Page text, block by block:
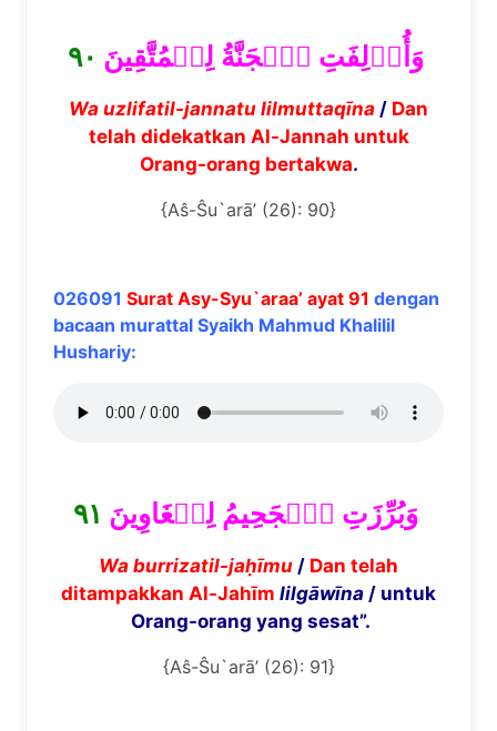
وَأُزۡلِفَتِ ٱلۡجَنَّةُ لِلۡمُتَّقِينَ ٩٠
Wa uzlifatil-jannatu lilmuttaqīna / Dan
telah didekatkan Al-Jannah untuk
Orang-orang bertakwa.
{Aŝ-Ŝu`arā’ (26): 90}
026091 Surat Asy-Syu`araa’ ayat 91 dengan
bacaan murattal Syaikh Mahmud Khalilil
Hushariy:
وَبُرِّزَتِ ٱلۡجَحِيمُ لِلۡغَاوِينَ ٩١
Wa burrizatil-jaḥīmu / Dan telah
ditampakkan Al-Jahīm lilgāwīna / untuk
Orang-orang yang sesat”.
{Aŝ-Ŝu`arā’ (26): 91}